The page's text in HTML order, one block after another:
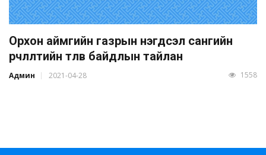
Орхон аймгийн газрын нэгдсэл сангийн
өөрчлөлтийн төлөв байдлын тайлан
Админ 2021-04-28 1558